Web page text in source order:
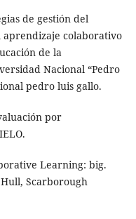
de gestión del
colaborativo
de la
Nacional “Pedro
pedro luis gallo.
por
Learning: big.
Scarborough